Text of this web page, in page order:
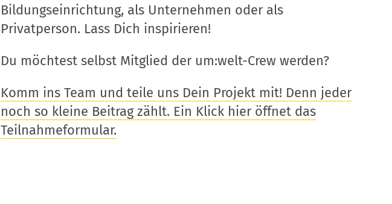
Bildungseinrichtung, als Unternehmen oder als
Privatperson. Lass Dich inspirieren!
Du möchtest selbst Mitglied der um:welt-Crew werden?
Komm ins Team und teile uns Dein Projekt mit! Denn jeder
noch so kleine Beitrag zählt. Ein Klick hier öffnet das
Teilnahmeformular.